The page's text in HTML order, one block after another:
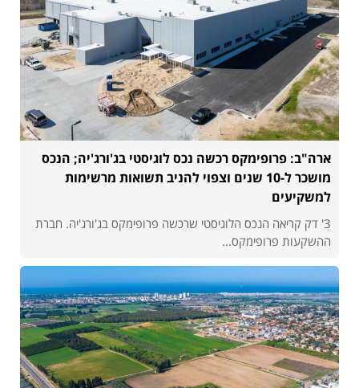
ארה"ב: פרופימקס רכשה נכס לוגיסטי בג'ורג'יה; הנכס
מושכר ל-10 שנים וצפוי להניב תשואות מרשימות
למשקיעים
3' דק קריאה הנכס הלוגיסטי שרכשה פרופימקס בג'ורג'יה. חברת
ההשקעות פרופימקס...